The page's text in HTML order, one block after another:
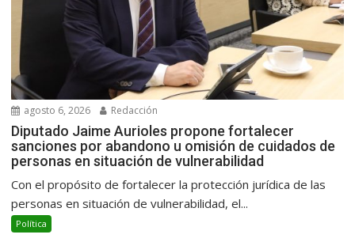
agosto 6, 2026 Redacción
Diputado Jaime Aurioles propone fortalecer
sanciones por abandono u omisión de cuidados de
personas en situación de vulnerabilidad
Con el propósito de fortalecer la protección jurídica de las
personas en situación de vulnerabilidad, el...
Política